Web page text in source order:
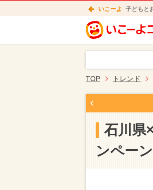
いこーよ 子どもと
TOP トレンド
石川県
ンペーン